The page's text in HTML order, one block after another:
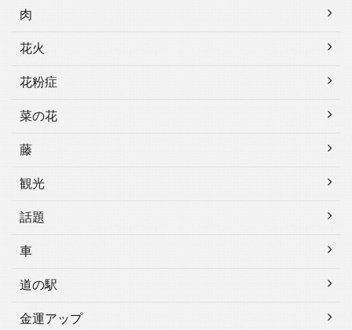
肉
花火
花粉症
菜の花
藤
観光
話題
車
道の駅
金運アップ